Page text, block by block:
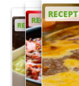
RECEPT
RECEPT
RECEPT